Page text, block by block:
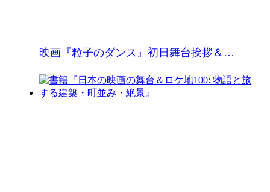
映画『粒子のダンス』初日舞台挨拶＆…